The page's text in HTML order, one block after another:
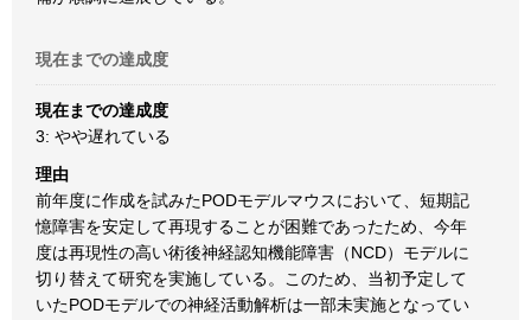
現在までの達成度
現在までの達成度
3: やや遅れている
理由
前年度に作成を試みたPODモデルマウスにおいて、短期記
憶障害を安定して再現することが困難であったため、今年
度は再現性の高い術後神経認知機能障害（NCD）モデルに
切り替えて研究を実施している。このため、当初予定して
いたPODモデルでの神経活動解析は一部未実施となってい